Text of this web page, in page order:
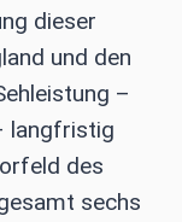
dieser
und den
–
langfristig
des
sechs